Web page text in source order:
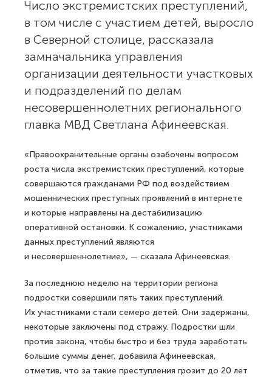
Число экстремистских преступлений,
в том числе с участием детей, выросло
в Северной столице, рассказала
замначальника управления
организации деятельности участковых
и подразделений по делам
несовершеннолетних регионального
главка МВД Светлана Афинеевская.
«Правоохранительные органы озабочены вопросом
роста числа экстремистских преступлений, которые
совершаются гражданами РФ под воздействием
мошеннических преступных проявлений в интернете
и которые направлены на дестабилизацию
оперативной остановки. К сожалению, участниками
данных преступлений являются
и несовершеннолетние», — сказала Афинеевская.
За последнюю неделю на территории региона
подростки совершили пять таких преступлений.
Их участниками стали семеро детей. Они задержаны,
некоторые заключены под стражу. Подростки шли
против закона, чтобы быстро и без труда заработать
большие суммы денег, добавила Афинеевская,
отметив, что за такие преступления грозит до 20 лет